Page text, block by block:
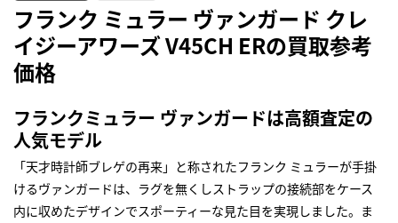
フランク ミュラー ヴァンガード クレ
イジーアワーズ V45CH ERの買取参考
価格
フランクミュラー ヴァンガードは高額査定の
人気モデル
「天才時計師ブレゲの再来」と称されたフランク ミュラーが手掛
けるヴァンガードは、ラグを無くしストラップの接続部をケース
内に収めたデザインでスポーティーな見た目を実現しました。ま